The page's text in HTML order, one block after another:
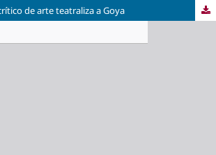
de arte teatraliza a Goya